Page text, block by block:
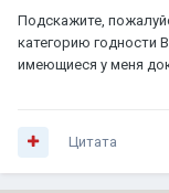
Подскажите,
категорию годности
имеющиеся у меня
Цитата